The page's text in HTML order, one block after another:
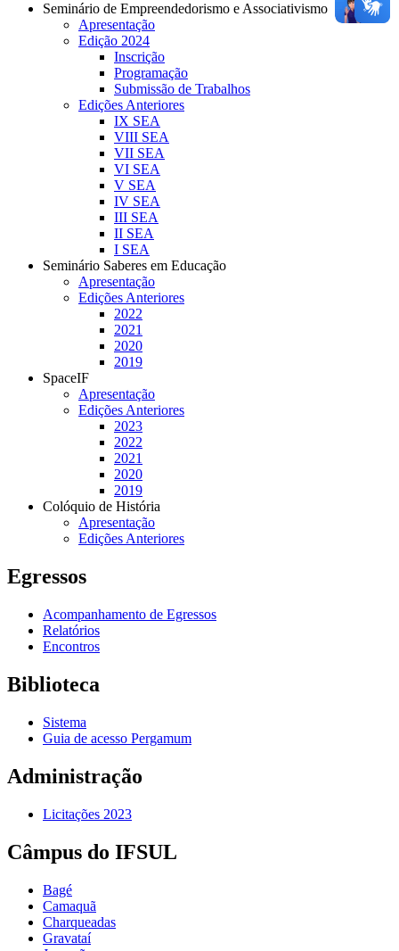
Seminário de Empreendedorismo e Associativismo
Apresentação
Edição 2024
Inscrição
Programação
Submissão de Trabalhos
Edições Anteriores
IX SEA
VIII SEA
VII SEA
VI SEA
V SEA
IV SEA
III SEA
II SEA
I SEA
Seminário Saberes em Educação
Apresentação
Edições Anteriores
2022
2021
2020
2019
SpaceIF
Apresentação
Edições Anteriores
2023
2022
2021
2020
2019
Colóquio de História
Apresentação
Edições Anteriores
Egressos
Acompanhamento de Egressos
Relatórios
Encontros
Biblioteca
Sistema
Guia de acesso Pergamum
Administração
Licitações 2023
Câmpus do IFSUL
Bagé
Camaquã
Charqueadas
Gravataí